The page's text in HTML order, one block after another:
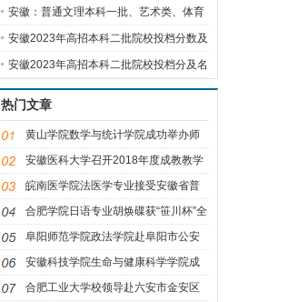
安徽：普通文理本科一批、艺术类、体育
安徽2023年高招本科二批院校投档分数及
名
安徽2023年高招本科二批院校投档分及名
次
热门文章
黄山学院数学与统计学院成功举办师
范生
安徽医科大学召开2018年度成教教学
点工作
皖南医学院法医学专业接受安徽省普
通高
合肥学院日语专业胡焕碟获“笹川杯”全
阜阳师范学院政法学院赴阜阳市公安
局开
安徽科技学院生命与健康科学学院成
功举
合肥工业大学校领导赴六安市金安区